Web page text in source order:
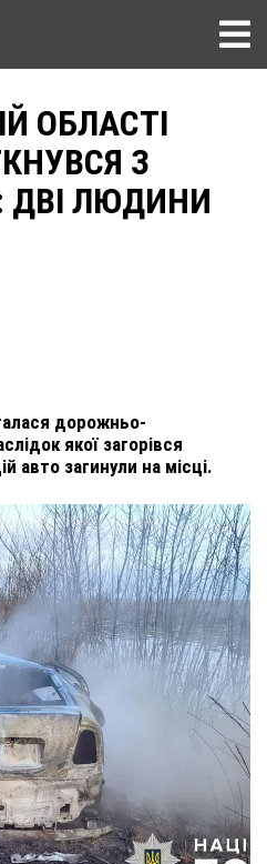
ОБЛАСТІ
З
ДВІ ЛЮДИНИ
дорожньо-
якої загорівся
авто загинули на місці.